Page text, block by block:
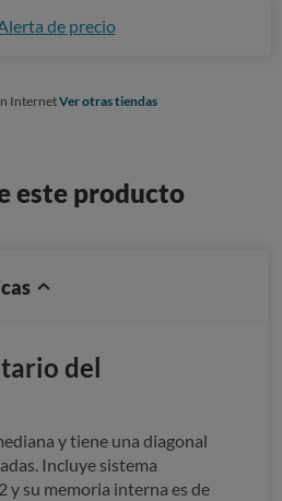
de precio
InternetVer otras tiendas
este producto
del
y tiene una diagonal
Incluye sistema
su memoria interna es de